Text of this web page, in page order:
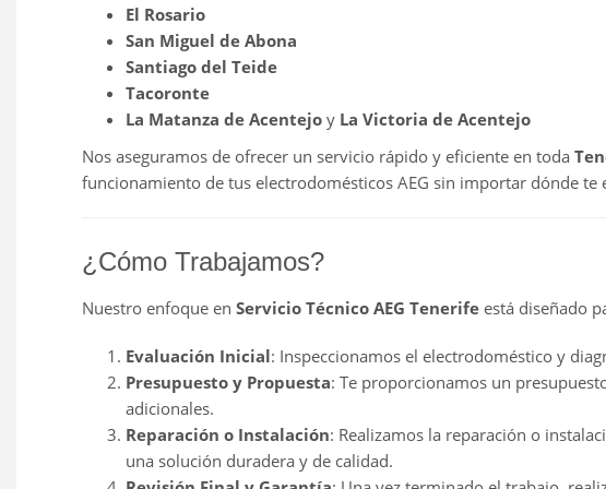
El Rosario
San Miguel de Abona
Santiago del Teide
Tacoronte
La Matanza de Acentejo y La Victoria de Acentejo
Nos aseguramos de ofrecer un servicio rápido y eficiente en toda
funcionamiento de tus electrodomésticos AEG sin importar dónde te
¿Cómo Trabajamos?
Nuestro enfoque en Servicio Técnico AEG Tenerife está diseñado
Evaluación Inicial: Inspeccionamos el electrodoméstico y
Presupuesto y Propuesta: Te proporcionamos un
adicionales.
Reparación o Instalación: Realizamos la reparación o
una solución duradera y de calidad.